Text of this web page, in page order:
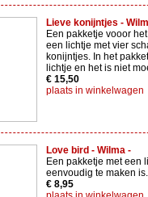
Lieve konijntjes -
Een pakketje vooor
een lichtje met vier
konijntjes. In het
lichtje en het is niet
€ 15,50
plaats in winkelwagen
Love bird - Wilma -
Een pakketje met een
eenvoudig te maken is.
€ 8,95